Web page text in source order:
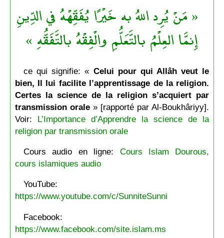
« مَنْ يُرِد اللهُ به خَيْرًا يُفَقِّهْهُ في الدِّينِ
إِنمَّا العِلْمُ بالتَّعَلُّمِ والْفِقْهُ بالتَّفَقُّهِ »
ce qui signifie: « Celui pour qui Allâh veut le
bien, Il lui facilite l’apprentissage de la religion.
Certes la science de la religion s’acquiert par
transmission orale» [rapporté par Al-Boukhâriyy].
Voir: L’Importance d’Apprendre la science de la
religion par transmission orale
Cours audio en ligne: Cours Islam Dourous,
cours islamiques audio
YouTube:
https://www.youtube.com/c/SunniteSunni
Facebook:
https://www.facebook.com/site.islam.ms